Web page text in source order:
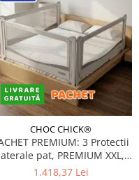
CHOC CHICK®
PREMIUM: 3 Protectii
pat, PREMIUM XXL,
150x200 cm + 2 Seturi
1.418,37 Lei